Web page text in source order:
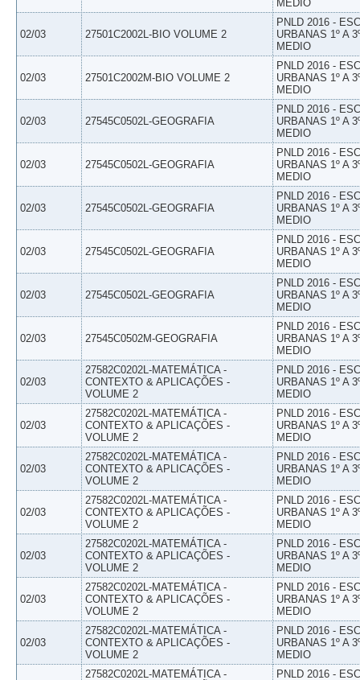
MEDIO
02/03 27501C2002L-BIO VOLUME 2
PNLD 2016 -
URBANAS 1º A
MEDIO
02/03 27501C2002M-BIO VOLUME 2
PNLD 2016 -
URBANAS 1º A
MEDIO
02/03 27545C0502L-GEOGRAFIA
PNLD 2016 -
URBANAS 1º A
MEDIO
02/03 27545C0502L-GEOGRAFIA
PNLD 2016 -
URBANAS 1º A
MEDIO
02/03 27545C0502L-GEOGRAFIA
PNLD 2016 -
URBANAS 1º A
MEDIO
02/03 27545C0502L-GEOGRAFIA
PNLD 2016 -
URBANAS 1º A
MEDIO
02/03 27545C0502L-GEOGRAFIA
PNLD 2016 -
URBANAS 1º A
MEDIO
02/03 27545C0502M-GEOGRAFIA
PNLD 2016 -
URBANAS 1º A
MEDIO
02/03
27582C0202L-MATEMÁTICA -
CONTEXTO & APLICAÇÕES -
VOLUME 2
PNLD 2016 -
URBANAS 1º A
MEDIO
02/03
27582C0202L-MATEMÁTICA -
CONTEXTO & APLICAÇÕES -
VOLUME 2
PNLD 2016 -
URBANAS 1º A
MEDIO
02/03
27582C0202L-MATEMÁTICA -
CONTEXTO & APLICAÇÕES -
VOLUME 2
PNLD 2016 -
URBANAS 1º A
MEDIO
02/03
27582C0202L-MATEMÁTICA -
CONTEXTO & APLICAÇÕES -
VOLUME 2
PNLD 2016 -
URBANAS 1º A
MEDIO
02/03
27582C0202L-MATEMÁTICA -
CONTEXTO & APLICAÇÕES -
VOLUME 2
PNLD 2016 -
URBANAS 1º A
MEDIO
02/03
27582C0202L-MATEMÁTICA -
CONTEXTO & APLICAÇÕES -
VOLUME 2
PNLD 2016 -
URBANAS 1º A
MEDIO
02/03
27582C0202L-MATEMÁTICA -
CONTEXTO & APLICAÇÕES -
VOLUME 2
PNLD 2016 -
URBANAS 1º A
MEDIO
27582C0202L-MATEMÁTICA -
PNLD 2016 -